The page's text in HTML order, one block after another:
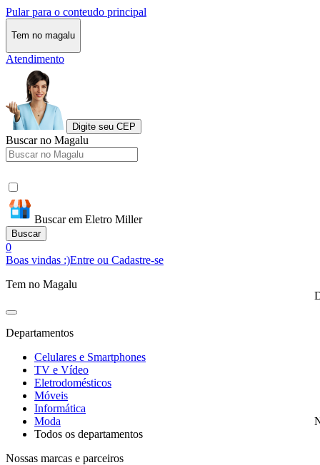
Pular para o conteudo principal
Tem no magalu
Atendimento
Digite seu CEP
Buscar no Magalu
Buscar em Eletro Miller
Buscar
0
Boas vindas :)Entre ou Cadastre-se
Tem no Magalu
Departamentos
Celulares e Smartphones
TV e Vídeo
Eletrodomésticos
Móveis
Informática
Moda
Todos os departamentos
Nossas marcas e parceiros